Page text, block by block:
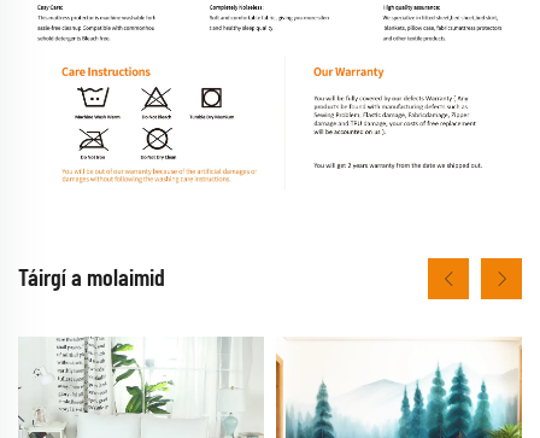
Táirgí a molaimid